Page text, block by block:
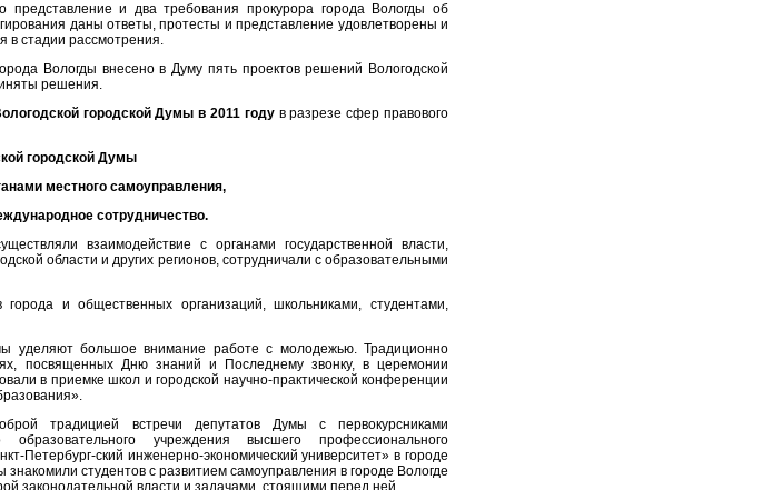
представление и два требования прокурора города Вологды об
даны ответы, протесты и представление удовлетворены и
в стадии рассмотрения.
Вологды внесено в Думу пять проектов решений Вологодской
решения.
городской Думы в 2011 году в разрезе сфер правового
городской Думы
местного самоуправления,
сотрудничество.
взаимодействие с органами государственной власти,
области и других регионов, сотрудничали с образовательными
и общественных организаций, школьниками, студентами,
уделяют большое внимание работе с молодежью. Традиционно
посвященных Дню знаний и Последнему звонку, в церемонии
в приемке школ и городской научно-практической конференции
традицией встречи депутатов Думы с первокурсниками
образовательного учреждения высшего профессионального
Петербург-ский инженерно-экономический университет» в городе
знакомили студентов с развитием самоуправления в городе Вологде
законодательной власти и задачами, стоящими перед ней.